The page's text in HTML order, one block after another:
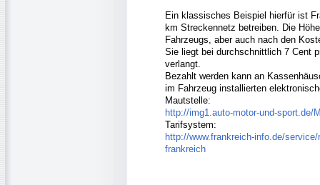
Ein klassisches Beispiel hierfür ist
km Streckennetz betreiben. Die
Fahrzeugs, aber auch nach den
Sie liegt bei durchschnittlich 7 Cent
verlangt.
Bezahlt werden kann an
im Fahrzeug installierten
Mautstelle:
http://img1.auto-motor-und-sport.de/
Tarifsystem:
http://www.frankreich-info.de/
frankreich